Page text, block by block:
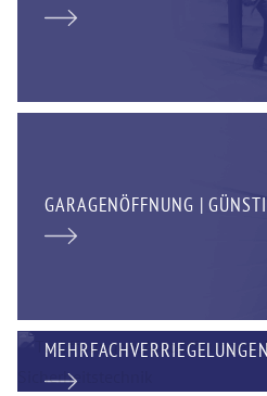
GARAGENÖFFNUNG |